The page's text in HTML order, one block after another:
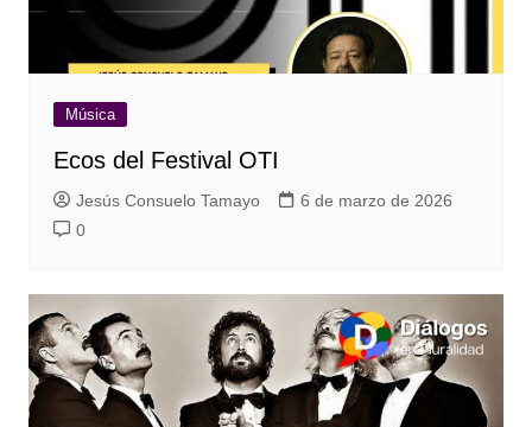
Música
Ecos del Festival OTI
Jesús Consuelo Tamayo
6 de marzo de 2026
0